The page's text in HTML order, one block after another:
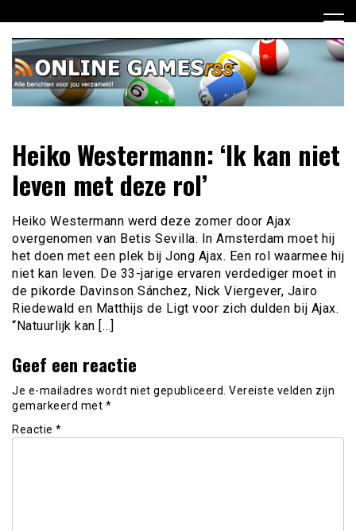
naar
inhoud
Online Games RSS
verzameld
Heiko Westermann: ‘Ik kan niet
leven met deze rol’
Heiko Westermann werd deze zomer door Ajax
overgenomen van Betis Sevilla. In Amsterdam moet hij
het doen met een plek bij Jong Ajax. Een rol waarmee hij
niet kan leven. De 33-jarige ervaren verdediger moet in
de pikorde Davinson Sánchez, Nick Viergever, Jairo
Riedewald en Matthijs de Ligt voor zich dulden bij Ajax.
“Natuurlijk kan […]
Geef een reactie
Je e-mailadres wordt niet gepubliceerd. Vereiste velden zijn
gemarkeerd met *
Reactie *